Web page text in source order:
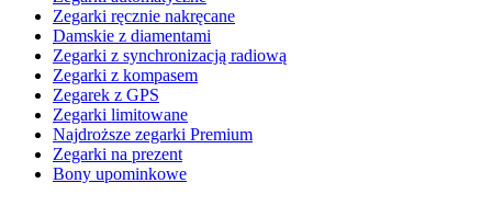
Zegarki ręcznie nakręcane
Damskie z diamentami
Zegarki z synchronizacją radiową
Zegarki z kompasem
Zegarek z GPS
Zegarki limitowane
Najdroższe zegarki Premium
Zegarki na prezent
Bony upominkowe